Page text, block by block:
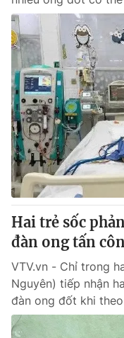
Nhân vật
Khán giả
Giải sao mai
Âm nhạc
Sao
Đời sống
Du lịch
Làm đẹp
Chất lượng cuộc
Giáo dục
Tuyển sinh
Học trực tuyến
Công nghệ
Hitech Công nghệ
Sản phẩm
Thị trường
Tư vấn
Giao lưu trực
Lịch phát sóng
Chuyên mục khác
Emagazine
Photo
Video
Hai trẻ sốc
đàn ong tấn
VTV.vn - Chỉ trong
Nguyên) tiếp nhận
đàn ong đốt khi